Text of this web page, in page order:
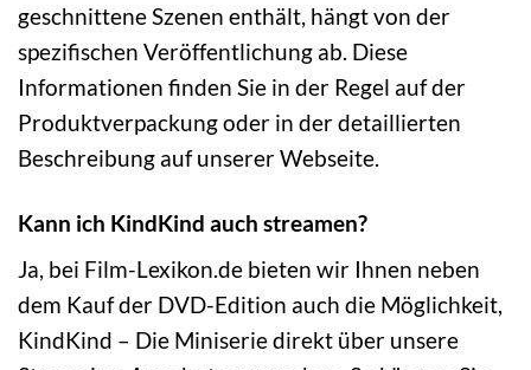
geschnittene Szenen enthält, hängt von der
spezifischen Veröffentlichung ab. Diese
Informationen finden Sie in der Regel auf der
Produktverpackung oder in der detaillierten
Beschreibung auf unserer Webseite.
Kann ich KindKind auch streamen?
Ja, bei Film-Lexikon.de bieten wir Ihnen neben
dem Kauf der DVD-Edition auch die Möglichkeit,
KindKind – Die Miniserie direkt über unsere